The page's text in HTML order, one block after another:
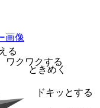
る
ワクワクする
ときめく
ドキッとする